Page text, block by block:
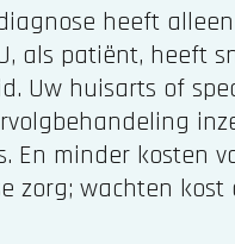
heeft
als patiënt, heeft
Uw huisarts of
En minder kosten
zorg; wachten kost